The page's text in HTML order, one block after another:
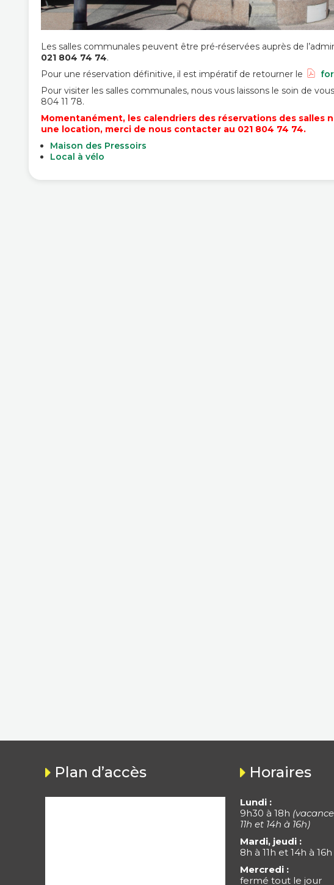
Les salles communales peuvent être pré-réservées auprès de
021 804 74 74.
Pour une réservation définitive, il est impératif de retourner le
Pour visiter les salles communales, nous vous laissons le soin de
804 11 78.
Momentanément, les calendriers des réservations des salles
une location, merci de nous contacter au 021 804 74 74.
Maison des Pressoirs
Local à vélo
Plan d’accès Horaires
Lundi :
9h30 à 18h
11h et 14h à 16h)
Mardi, jeudi :
8h à 11h et 14h à 16h
Mercredi :
fermé tout le jour